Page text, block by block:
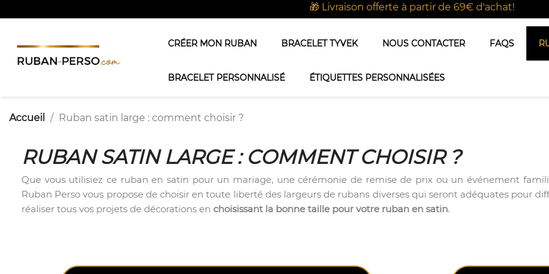
🎁 Livraison offerte à partir de 69€ d'achat!
CRÉER MON RUBAN BRACELET TYVEK NOUS CONTACTER FAQS
BRACELET PERSONNALISÉ ÉTIQUETTES PERSONNALISÉES
Accueil Ruban satin large : comment choisir ?
RUBAN SATIN LARGE : COMMENT CHOISIR ?
Que vous utilisiez ce ruban en satin pour un mariage, une cérémonie de remise de prix ou un événement
Ruban Perso vous propose de choisir en toute liberté des largeurs de rubans diverses qui seront adéquates pour
réaliser tous vos projets de décorations en choisissant la bonne taille pour votre ruban en satin.